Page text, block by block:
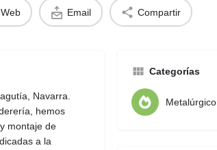
Web Email Compartir
Navarra.
hemos
montaje de
a la
Categorías
Metalúrgico